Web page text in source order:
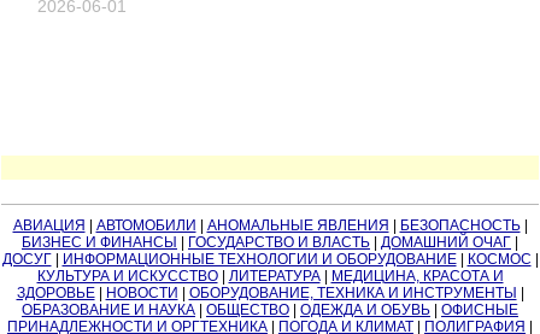
2026-06-01
АВИАЦИЯ | АВТОМОБИЛИ | АНОМАЛЬНЫЕ ЯВЛЕНИЯ | БЕЗОПАСНОСТЬ|
БИЗНЕС И ФИНАНСЫ | ГОСУДАРСТВО И ВЛАСТЬ | ДОМАШНИЙ ОЧАГ |
ДОСУГ| ИНФОРМАЦИОННЫЕ ТЕХНОЛОГИИ И ОБОРУДОВАНИЕ| КОСМОС |
КУЛЬТУРА И ИСКУССТВО| ЛИТЕРАТУРА| МЕДИЦИНА, КРАСОТА И
ЗДОРОВЬЕ| НОВОСТИ | ОБОРУДОВАНИЕ, ТЕХНИКА И ИНСТРУМЕНТЫ |
ОБРАЗОВАНИЕ И НАУКА | ОБЩЕСТВО | ОДЕЖДА И ОБУВЬ | ОФИСНЫЕ
ПРИНАДЛЕЖНОСТИ И ОРГТЕХНИКА | ПОГОДА И КЛИМАТ | ПОЛИГРАФИЯ |